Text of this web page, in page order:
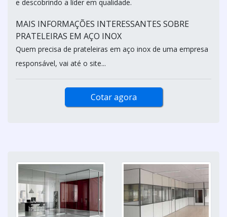
e descobrindo a líder em qualidade.
MAIS INFORMAÇÕES INTERESSANTES SOBRE
PRATELEIRAS EM AÇO INOX
Quem precisa de prateleiras em aço inox de uma empresa
responsável, vai até o site...
Cotar agora